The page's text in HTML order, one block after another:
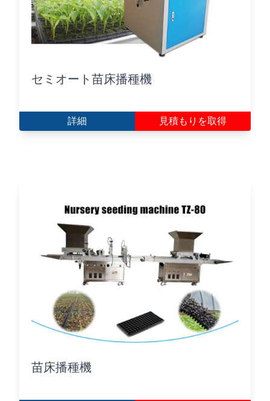
セミオート苗床播種機
詳細 見積もりを取得
苗床播種機